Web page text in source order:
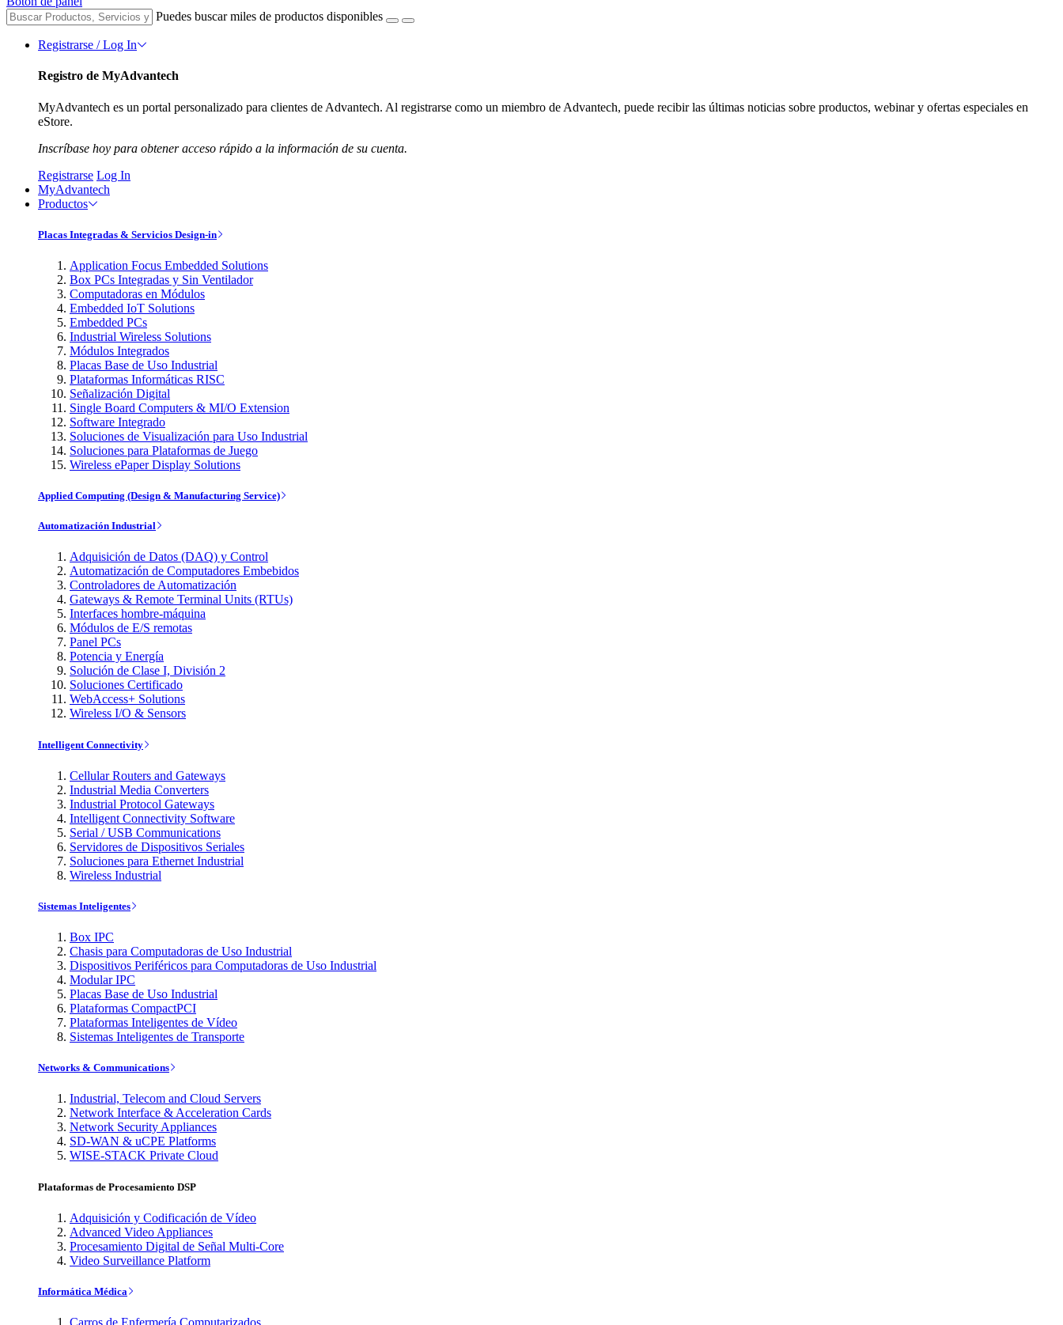
Puedes buscar miles de productos disponibles
Registrarse / Log In
Registro de MyAdvantech
MyAdvantech es un portal personalizado para clientes de Advantech. Al registrarse como un miembro de Advantech, puede recibir las últimas noticias sobre productos, webinar y ofertas especiales en
eStore.
Inscríbase hoy para obtener acceso rápido a la información de su cuenta.
Registrarse Log In
MyAdvantech
Productos
Placas Integradas & Servicios Design-in
Application Focus Embedded Solutions
Box PCs Integradas y Sin Ventilador
Computadoras en Módulos
Embedded IoT Solutions
Embedded PCs
Industrial Wireless Solutions
Módulos Integrados
Placas Base de Uso Industrial
Plataformas Informáticas RISC
Señalización Digital
Single Board Computers & MI/O Extension
Software Integrado
Soluciones de Visualización para Uso Industrial
Soluciones para Plataformas de Juego
Wireless ePaper Display Solutions
Applied Computing (Design & Manufacturing Service)
Automatización Industrial
Adquisición de Datos (DAQ) y Control
Automatización de Computadores Embebidos
Controladores de Automatización
Gateways & Remote Terminal Units (RTUs)
Interfaces hombre-máquina
Módulos de E/S remotas
Panel PCs
Potencia y Energía
Solución de Clase I, División 2
Soluciones Certificado
WebAccess+ Solutions
Wireless I/O & Sensors
Intelligent Connectivity
Cellular Routers and Gateways
Industrial Media Converters
Industrial Protocol Gateways
Intelligent Connectivity Software
Serial / USB Communications
Servidores de Dispositivos Seriales
Soluciones para Ethernet Industrial
Wireless Industrial
Sistemas Inteligentes
Box IPC
Chasis para Computadoras de Uso Industrial
Dispositivos Periféricos para Computadoras de Uso Industrial
Modular IPC
Placas Base de Uso Industrial
Plataformas CompactPCI
Plataformas Inteligentes de Vídeo
Sistemas Inteligentes de Transporte
Networks & Communications
Industrial, Telecom and Cloud Servers
Network Interface & Acceleration Cards
Network Security Appliances
SD-WAN & uCPE Platforms
WISE-STACK Private Cloud
Plataformas de Procesamiento DSP
Adquisición y Codificación de Vídeo
Advanced Video Appliances
Procesamiento Digital de Señal Multi-Core
Video Surveillance Platform
Informática Médica
Carros de Enfermería Computarizados